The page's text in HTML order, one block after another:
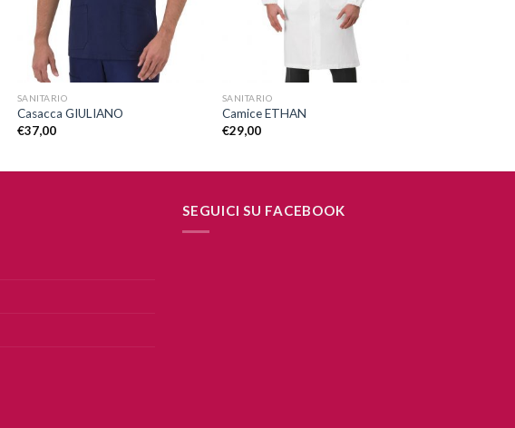
SANITARIO
Casacca GIULIANO
€37,00
SANITARIO
Camice ETHAN
€29,00
SEGUICI SU FACEBOOK